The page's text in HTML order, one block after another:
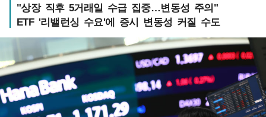
"상장 직후 5거래일 수급 집중…변동성 주의"
ETF '리밸런싱 수요'에 증시 변동성 커질 수도